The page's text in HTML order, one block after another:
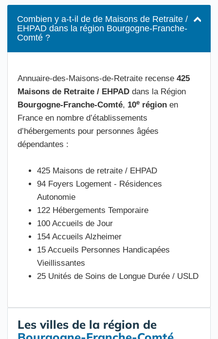
Combien y a-t-il de de Maisons de Retraite /
EHPAD dans la région Bourgogne-Franche-
Comté ?
Annuaire-des-Maisons-de-Retraite recense 425
Maisons de Retraite / EHPAD dans la Région
Bourgogne-Franche-Comté, 10e région en
France en nombre d’établissements
d’hébergements pour personnes âgées
dépendantes :
425 Maisons de retraite / EHPAD
94 Foyers Logement - Résidences
Autonomie
122 Hébergements Temporaire
100 Accueils de Jour
154 Accueils Alzheimer
15 Accueils Personnes Handicapées
Vieillissantes
25 Unités de Soins de Longue Durée / USLD
Les villes de la région de